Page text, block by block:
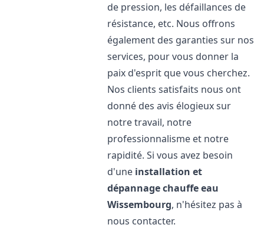
de pression, les défaillances de
résistance, etc. Nous offrons
également des garanties sur nos
services, pour vous donner la
paix d'esprit que vous cherchez.
Nos clients satisfaits nous ont
donné des avis élogieux sur
notre travail, notre
professionnalisme et notre
rapidité. Si vous avez besoin
d'une installation et
dépannage chauffe eau
Wissembourg, n'hésitez pas à
nous contacter.